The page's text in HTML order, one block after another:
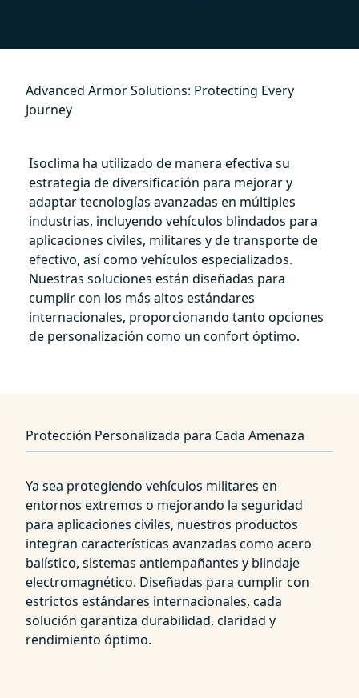
Advanced Armor Solutions: Protecting Every
Journey
Isoclima ha utilizado de manera efectiva su
estrategia de diversificación para mejorar y
adaptar tecnologías avanzadas en múltiples
industrias, incluyendo vehículos blindados para
aplicaciones civiles, militares y de transporte de
efectivo, así como vehículos especializados.
Nuestras soluciones están diseñadas para
cumplir con los más altos estándares
internacionales, proporcionando tanto opciones
de personalización como un confort óptimo.
Protección Personalizada para Cada Amenaza
Ya sea protegiendo vehículos militares en
entornos extremos o mejorando la seguridad
para aplicaciones civiles, nuestros productos
integran características avanzadas como acero
balístico, sistemas antiempañantes y blindaje
electromagnético. Diseñadas para cumplir con
estrictos estándares internacionales, cada
solución garantiza durabilidad, claridad y
rendimiento óptimo.